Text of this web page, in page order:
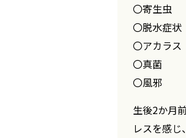
〇寄生虫
〇脱水症状
〇アカラス
〇真菌
〇風邪
生後2か月
レスを感じ